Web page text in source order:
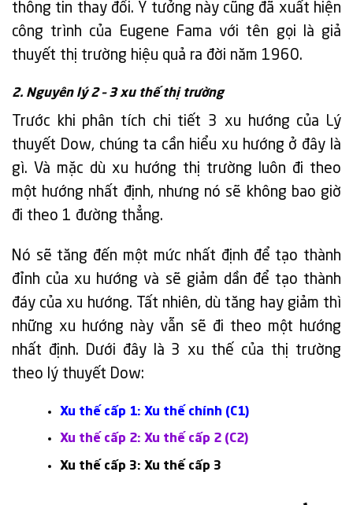
thông tin thay đổi. Ý tưởng này cũng đã xuất hiện
công trình của Eugene Fama với tên gọi là giả
thuyết thị trường hiệu quả ra đời năm 1960.
2. Nguyên lý 2 – 3 xu thế thị trường
Trước khi phân tích chi tiết 3 xu hướng của Lý
thuyết Dow, chúng ta cần hiểu xu hướng ở đây là
gì. Và mặc dù xu hướng thị trường luôn đi theo
một hướng nhất định, nhưng nó sẽ không bao giờ
đi theo 1 đường thẳng.
Nó sẽ tăng đến một mức nhất định để tạo thành
đỉnh của xu hướng và sẽ giảm dần để tạo thành
đáy của xu hướng. Tất nhiên, dù tăng hay giảm thì
những xu hướng này vẫn sẽ đi theo một hướng
nhất định. Dưới đây là 3 xu thế của thị trường
theo lý thuyết Dow:
Xu thế cấp 1: Xu thế chính (C1)
Xu thế cấp 2: Xu thế cấp 2 (C2)
Xu thế cấp 3: Xu thế cấp 3